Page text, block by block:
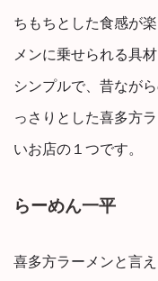
ちもちとした食感が
メンに乗せられる具
シンプルで、昔なが
っさりとした喜多方
いお店の１つです。
らーめん一平
喜多方ラーメンと言